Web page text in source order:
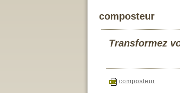
composteur
Transformez
composteur